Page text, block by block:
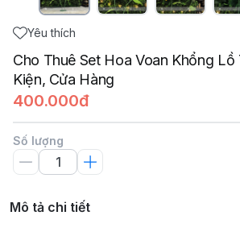
Yêu thích
Cho Thuê Set Hoa Voan Khổng Lồ
Kiện, Cửa Hàng
400.000đ
Số lượng
Mô tả chi tiết